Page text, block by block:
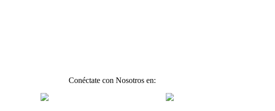
Conéctate con Nosotros en: